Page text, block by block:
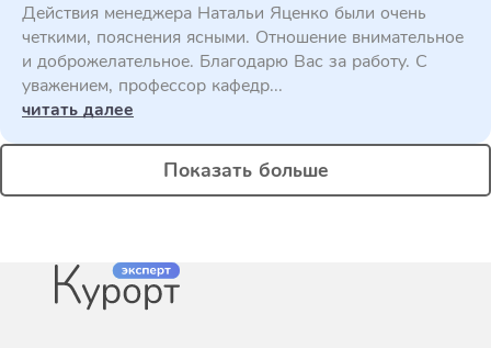
Действия менеджера Натальи Яценко были очень
четкими, пояснения ясными. Отношение внимательное
и доброжелательное. Благодарю Вас за работу. С
уважением, профессор кафедр...
читать далее
Показать больше